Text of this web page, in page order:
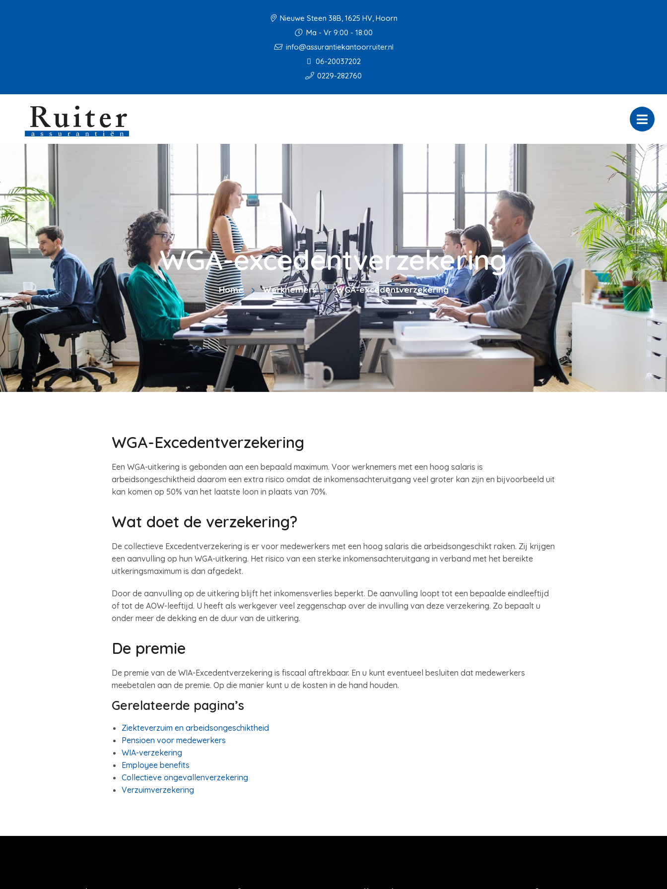
Nieuwe Steen 38B, 1625 HV, Hoorn
Ma - Vr 9:00 - 18:00
info@assurantiekantoorruiter.nl
06-20037202
0229-282760
WGA-excedentverzekering
Home Werknemers WGA-excedentverzekering
WGA-Excedentverzekering
Een WGA-uitkering is gebonden aan een bepaald maximum. Voor werknemers met een hoog salaris is
arbeidsongeschiktheid daarom een extra risico omdat de inkomensachteruitgang veel groter kan zijn en bijvoorbeeld uit
kan komen op 50% van het laatste loon in plaats van 70%.
Wat doet de verzekering?
De collectieve Excedentverzekering is er voor medewerkers met een hoog salaris die arbeidsongeschikt raken. Zij krijgen
een aanvulling op hun WGA-uitkering. Het risico van een sterke inkomensachteruitgang in verband met het bereikte
uitkeringsmaximum is dan afgedekt.
Door de aanvulling op de uitkering blijft het inkomensverlies beperkt. De aanvulling loopt tot een bepaalde eindleeftijd
of tot de AOW-leeftijd. U heeft als werkgever veel zeggenschap over de invulling van deze verzekering. Zo bepaalt u
onder meer de dekking en de duur van de uitkering.
De premie
De premie van de WIA-Excedentverzekering is fiscaal aftrekbaar. En u kunt eventueel besluiten dat medewerkers
meebetalen aan de premie. Op die manier kunt u de kosten in de hand houden.
Gerelateerde pagina’s
Ziekteverzuim en arbeidsongeschiktheid
Pensioen voor medewerkers
WIA-verzekering
Employee benefits
Collectieve ongevallenverzekering
Verzuimverzekering